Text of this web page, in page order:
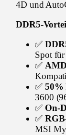
4D und
DDR5-
✅
Spot
✅
✅ 50%
3600
✅ On-
✅
MSI